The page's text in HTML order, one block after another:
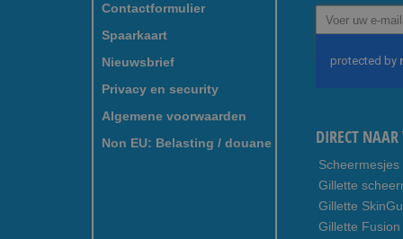
Contactformulier
Spaarkaart
Nieuwsbrief
Privacy en security
Algemene voorwaarden
Non EU: Belasting / douane
Abonneer
u
onze
DIRECT NAAR
Scheermesjes
Gillette
Gillette
Gillette Fusion